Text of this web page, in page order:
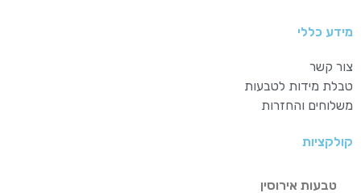
מידע כללי
צור קשר
טבלת מידות לטבעות
משלוחים והחזרות
קולקציות
טבעות אירוסין